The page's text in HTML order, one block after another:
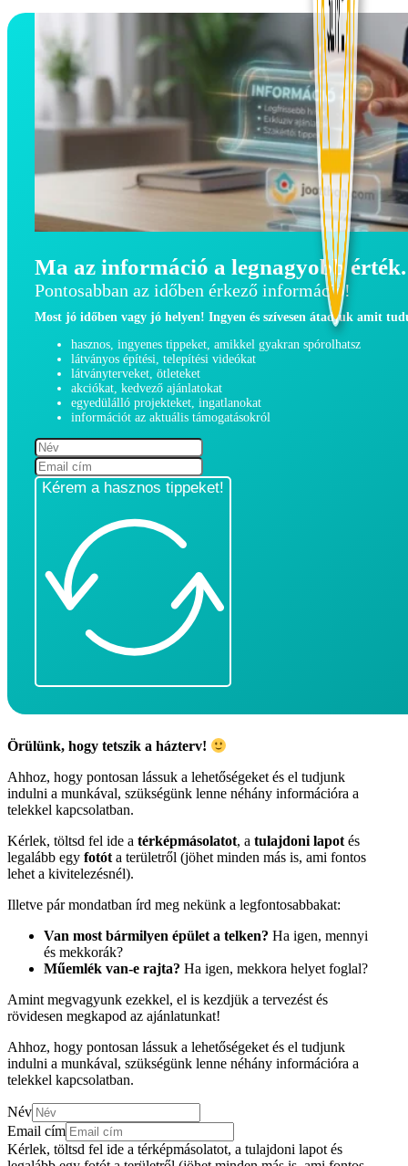
Ma az információ a legnagyobb érték.
Pontosabban az időben érkező információ!
Most jó időben vagy jó helyen! Ingyen és szívesen átadjuk amit
hasznos, ingyenes tippeket, amikkel gyakran spórolhatsz
látványos építési, telepítési videókat
látványterveket, ötleteket
akciókat, kedvező ajánlatokat
egyedülálló projekteket, ingatlanokat
információt az aktuális támogatásokról
Kérem a hasznos tippeket!
Örülünk, hogy tetszik a házterv!
Ahhoz, hogy pontosan lássuk a lehetőségeket és el tudjunk
indulni a munkával, szükségünk lenne néhány információra a
telekkel kapcsolatban.
Kérlek, töltsd fel ide a térképmásolatot, a tulajdoni lapot és
legalább egy fotót a területről (jöhet minden más is, ami fontos
lehet a kivitelezésnél).
Illetve pár mondatban írd meg nekünk a legfontosabbakat:
Van most bármilyen épület a telken? Ha igen, mennyi
és mekkorák?
Műemlék van-e rajta? Ha igen, mekkora helyet foglal?
Amint megvagyunk ezekkel, el is kezdjük a tervezést és
rövidesen megkapod az ajánlatunkat!
Ahhoz, hogy pontosan lássuk a lehetőségeket és el tudjunk
indulni a munkával, szükségünk lenne néhány információra a
telekkel kapcsolatban.
Név
Email cím
Kérlek, töltsd fel ide a térképmásolatot, a tulajdoni lapot és